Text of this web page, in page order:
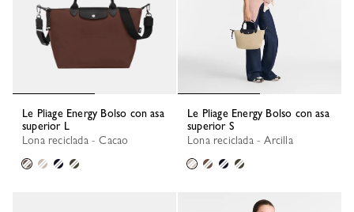
Le Pliage Energy Bolso con asa
superior L
Lona reciclada - Cacao
Le Pliage Energy Bolso con asa
superior S
Lona reciclada - Arcilla